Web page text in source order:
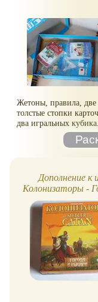
Жетоны, правила, две
толстые стопки
два игральных кубика.
Дополнение к
Колонизаторы -
рыцари